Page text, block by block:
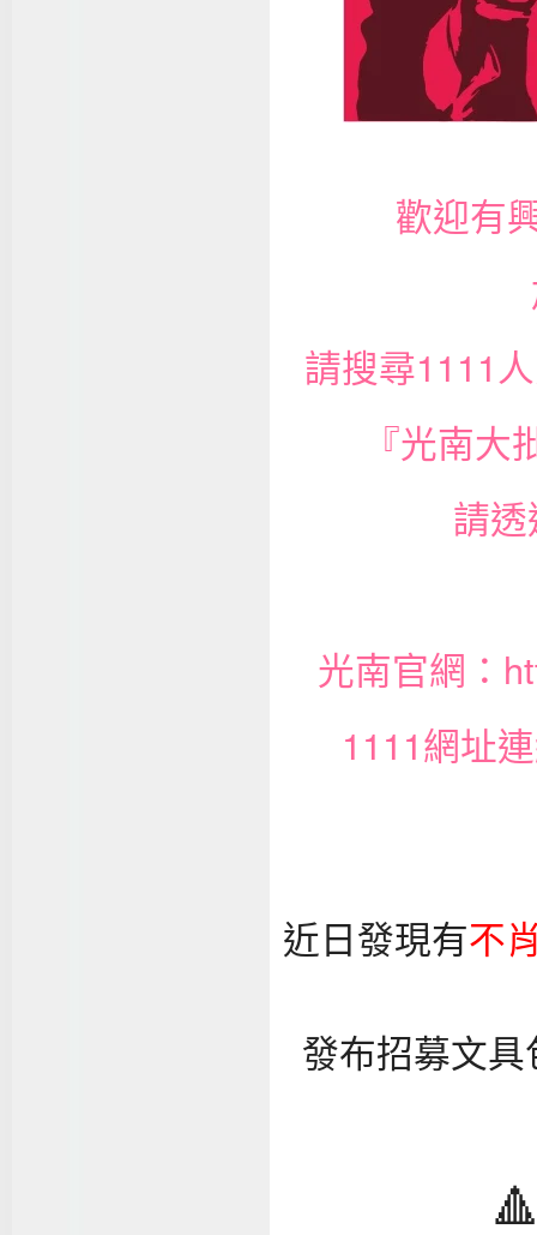
歡迎有
請搜尋1111
『光南
請
光南官網：
1111網址
近日發現有不
發布招募文